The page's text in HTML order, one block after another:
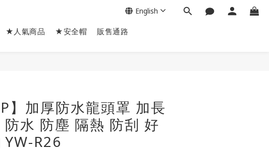
★人氣商品 ★安全帽 販售通路
English
】加厚防水龍頭罩 加長
防水 防塵 隔熱 防刮 好
YW-R26